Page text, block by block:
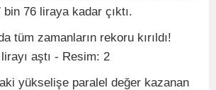
76 liraya kadar çıktı.
yükselişe paralel değer kazanan